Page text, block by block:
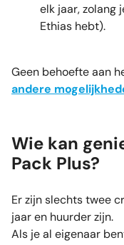
elk jaar, zolang
Ethias hebt).
Geen behoefte aan
andere
Wie kan
Pack Plus?
Er zijn slechts twee
jaar en huurder zijn.
Als je al eigenaar